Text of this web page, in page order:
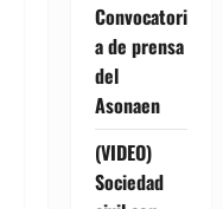
Convocatori
a de prensa
del
Asonaen
(VIDEO)
Sociedad